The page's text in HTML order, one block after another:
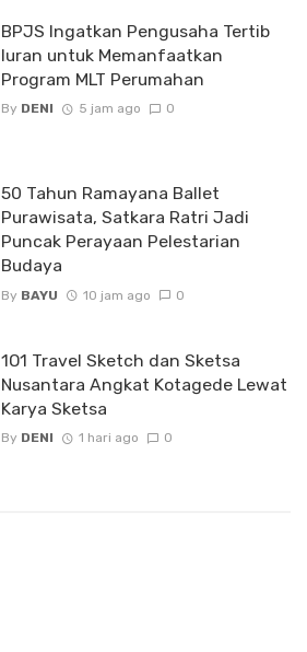
BPJS Ingatkan Pengusaha Tertib
Iuran untuk Memanfaatkan
Program MLT Perumahan
By DENI 5 jam ago 0
50 Tahun Ramayana Ballet
Purawisata, Satkara Ratri Jadi
Puncak Perayaan Pelestarian
Budaya
By BAYU 10 jam ago 0
1O1 Travel Sketch dan Sketsa
Nusantara Angkat Kotagede Lewat
Karya Sketsa
By DENI 1 hari ago 0